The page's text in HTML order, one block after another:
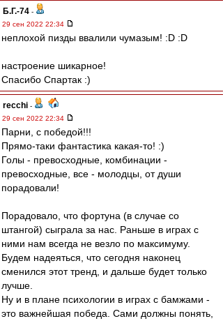
Б.Г.-74 -
29 сен 2022 22:34
неплохой пизды ввалили чумазым! :D :D
настроение шикарное!
Спасибо Спартак :)
recchi -
29 сен 2022 22:34
Парни, с победой!!!
Прямо-таки фантастика какая-то! :)
Голы - превосходные, комбинации -
превосходные, все - молодцы, от души
порадовали!
Порадовало, что фортуна (в случае со
штангой) сыграла за нас. Раньше в играх с
ними нам всегда не везло по максимуму.
Будем надеяться, что сегодня наконец
сменился этот тренд, и дальше будет только
лучше.
Ну и в плане психологии в играх с бамжами -
это важнейшая победа. Сами должны понять,